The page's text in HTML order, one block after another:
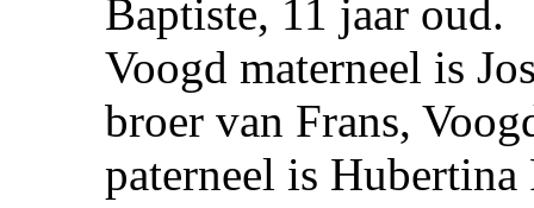
Baptiste, 11 jaar oud.
Voogd materneel is
broer van Frans,
paterneel is